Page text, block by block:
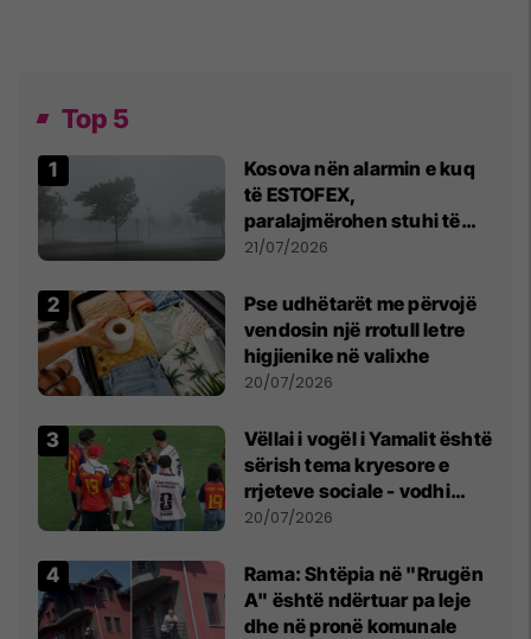
Top 5
Kosova nën alarmin e kuq
të ESTOFEX,
paralajmërohen stuhi të
fuqishme me breshër dhe
21/07/2026
Pse udhëtarët me përvojë
vendosin një rrotull letre
higjienike në valixhe
20/07/2026
Vëllai i vogël i Yamalit është
sërish tema kryesore e
rrjeteve sociale - vodhi
vëmendjen pas finales së
20/07/2026
Rama: Shtëpia në "Rrugën
A" është ndërtuar pa leje
dhe në pronë komunale